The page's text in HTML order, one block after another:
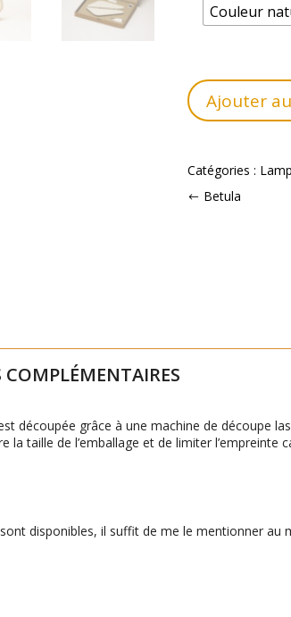
Couleur
Ajouter
Catégories :
Betula
découpée grâce à une machine de découpe
la taille de l’emballage et de limiter l’empreinte
disponibles, il suffit de me le mentionner au